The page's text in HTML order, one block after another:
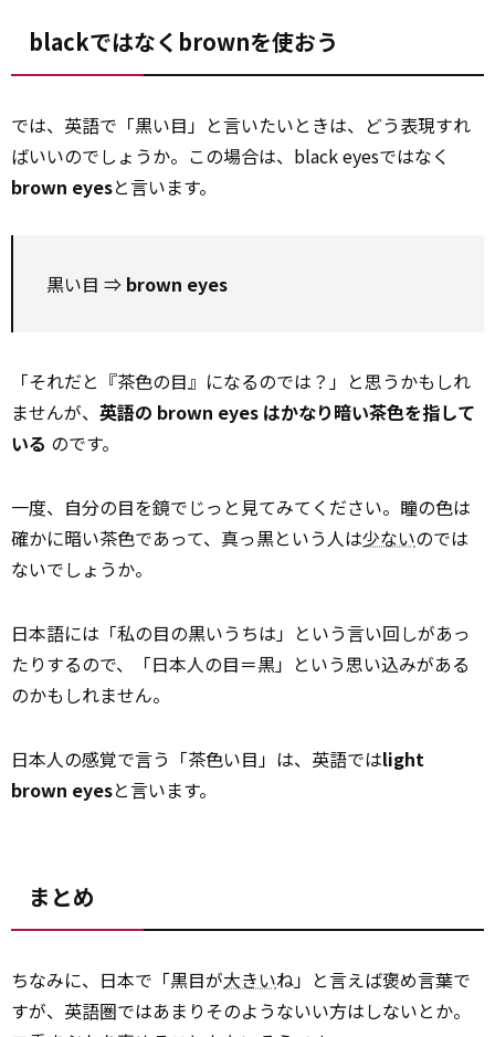
blackではなくbrownを使おう
では、英語で「黒い目」と言いたいときは、どう表現すれ
ばいいのでしょうか。この場合は、black eyesではなく
brown eyesと言います。
黒い目 ⇒ brown eyes
「それだと『茶色の目』になるのでは？」と思うかもしれ
ませんが、 英語の brown eyes はかなり暗い茶色を指して
いる のです。
一度、自分の目を鏡でじっと見てみてください。瞳の色は
確かに暗い茶色であって、真っ黒という人は少ないのでは
ないでしょうか。
日本語には「私の目の黒いうちは」という言い回しがあっ
たりするので、「日本人の目＝黒」という思い込みがある
のかもしれません。
日本人の感覚で言う「茶色い目」は、英語ではlight
brown eyesと言います。
まとめ
ちなみに、日本で「黒目が大きいね」と言えば褒め言葉で
すが、英語圏ではあまりそのようないい方はしないとか。